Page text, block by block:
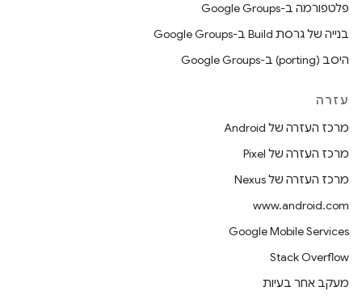
פלטפורמה ב-Google Groups
בנייה של גרסת Build ב-Google Groups
היסב (porting) ב-Google Groups
עזרה
מרכז העזרה של Android
מרכז העזרה של Pixel
מרכז העזרה של Nexus
www.android.com
Google Mobile Services
Stack Overflow
מעקב אחר בעיות